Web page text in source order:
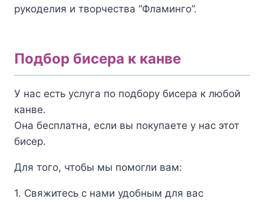
рукоделия и творчества “Фламинго”.
Подбор бисера к канве
У нас есть услуга по подбору бисера к любой
канве.
Она бесплатна, если вы покупаете у нас этот
бисер.
Для того, чтобы мы помогли вам:
1. Свяжитесь с нами удобным для вас